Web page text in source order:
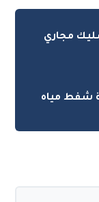
مجاري
شفط مياه